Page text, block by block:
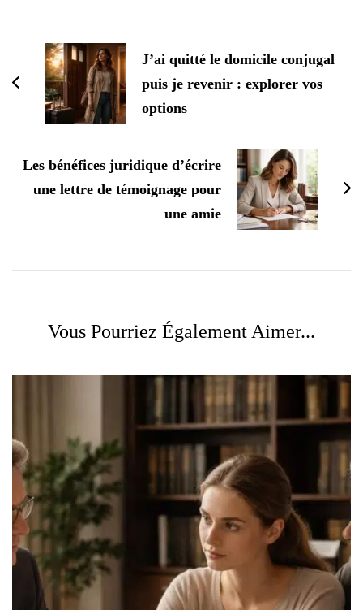
d'article
J’ai quitté le domicile conjugal
puis je revenir : explorer vos
options
Les bénéfices juridique d’écrire
une lettre de témoignage pour
une amie
Vous Pourriez Également Aimer...